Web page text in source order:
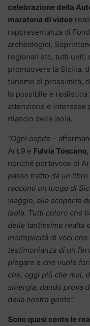
celebrazione della
maratona di video
rappresentanza di
archeologici,
regionali etc, tutti uniti
promuovere la Sicilia,
turismo dì prossimità,
la possibile e
attenzione e interesse
rilancio della isola.
“Ogni ospite –
Art.9 e Fulvia Toscano,
nonché portavoce di
passo tratto da un
racconti un luogo di
viaggio, alla scoperta
Isola. Tutti coloro che
delle tantissime realtà
molteplicità di voci
testimonianza di un
piegare e che vuole
che, oggi più che mai,
sinergia, dando prova
della nostra gente”.
Sono quasi cento le